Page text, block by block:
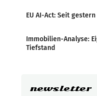
EU AI-Act: Seit
Immobilien-Analyse:
Tiefstand
newsletter